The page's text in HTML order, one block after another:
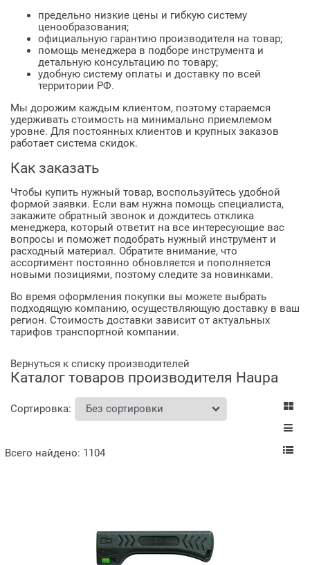
предельно низкие цены и гибкую систему
ценообразования;
официальную гарантию производителя на товар;
помощь менеджера в подборе инструмента и
детальную консультацию по товару;
удобную систему оплаты и доставку по всей
территории РФ.
Мы дорожим каждым клиентом, поэтому стараемся
удерживать стоимость на минимально приемлемом
уровне. Для постоянных клиентов и крупных заказов
работает система скидок.
Как заказать
Чтобы купить нужный товар, воспользуйтесь удобной
формой заявки. Если вам нужна помощь специалиста,
закажите обратный звонок и дождитесь отклика
менеджера, который ответит на все интересующие вас
вопросы и поможет подобрать нужный инструмент и
расходный материал. Обратите внимание, что
ассортимент постоянно обновляется и пополняется
новыми позициями, поэтому следите за новинками.
Во время оформления покупки вы можете выбрать
подходящую компанию, осуществляющую доставку в ваш
регион. Стоимость доставки зависит от актуальных
тарифов транспортной компании.
Вернуться к списку производителей
Каталог товаров производителя Haupa
Сортировка:
Всего найдено: 1104